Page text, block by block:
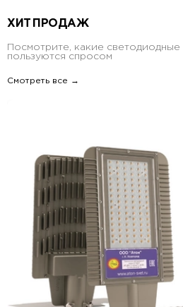
ХИТ ПРОДАЖ
Посмотрите, какие светодиодные
пользуются спросом
Смотреть все →